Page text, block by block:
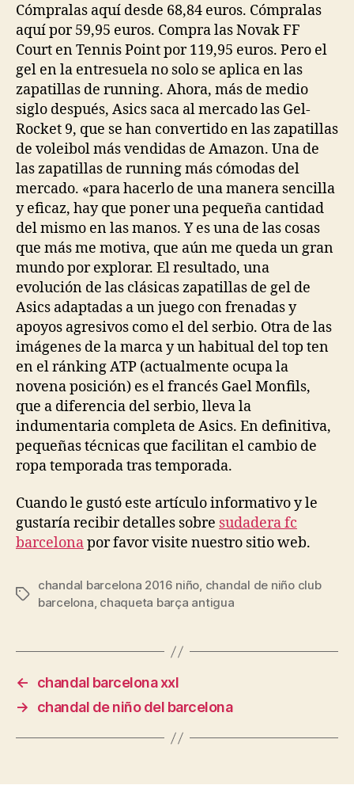
Cómpralas aquí desde 68,84 euros. Cómpralas
aquí por 59,95 euros. Compra las Novak FF
Court en Tennis Point por 119,95 euros. Pero el
gel en la entresuela no solo se aplica en las
zapatillas de running. Ahora, más de medio
siglo después, Asics saca al mercado las Gel-
Rocket 9, que se han convertido en las zapatillas
de voleibol más vendidas de Amazon. Una de
las zapatillas de running más cómodas del
mercado. «para hacerlo de una manera sencilla
y eﬁcaz, hay que poner una pequeña cantidad
del mismo en las manos. Y es una de las cosas
que más me motiva, que aún me queda un gran
mundo por explorar. El resultado, una
evolución de las clásicas zapatillas de gel de
Asics adaptadas a un juego con frenadas y
apoyos agresivos como el del serbio. Otra de las
imágenes de la marca y un habitual del top ten
en el ránking ATP (actualmente ocupa la
novena posición) es el francés Gael Monfils,
que a diferencia del serbio, lleva la
indumentaria completa de Asics. En definitiva,
pequeñas técnicas que facilitan el cambio de
ropa temporada tras temporada.
Cuando le gustó este artículo informativo y le
gustaría recibir detalles sobre sudadera fc
barcelonapor favor visite nuestro sitio web.
Etiquetas
chandal barcelona 2016 niño, chandal de niño club
barcelona, chaqueta barça antigua
←
chandal barcelona xxl
→
chandal de niño del barcelona